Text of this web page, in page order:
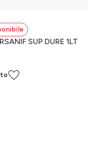
SUP DURE 1LT